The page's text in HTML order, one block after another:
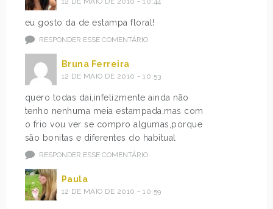
eu gosto da de estampa floral!
RESPONDER ESSE COMENTÁRIO
Bruna Ferreira
12 DE MAIO DE 2010 - 10:53
quero todas dai,infelizmente ainda não
tenho nenhuma meia estampada,mas com
o frio vou ver se compro algumas,porque
são bonitas e diferentes do habitual
RESPONDER ESSE COMENTÁRIO
Paula
12 DE MAIO DE 2010 - 10:59